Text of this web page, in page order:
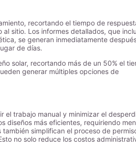
recortando el tiempo de
sitio. Los informes detallados, que
se generan inmediatamente
de días.
solar, recortando más de un 50% el
generar múltiples opciones de
el trabajo manual y minimizar el
diseños más eficientes, requiriendo
simplifican el proceso de
no solo reduce los costos